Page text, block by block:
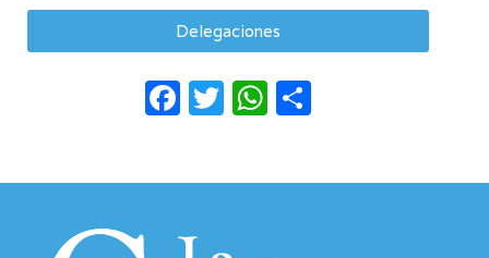
Delegaciones
Facebook
TwitterWhatsApp